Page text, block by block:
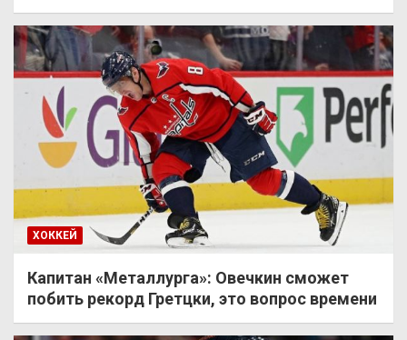
ХОККЕЙ
Капитан «Металлурга»: Овечкин сможет
побить рекорд Гретцки, это вопрос времени